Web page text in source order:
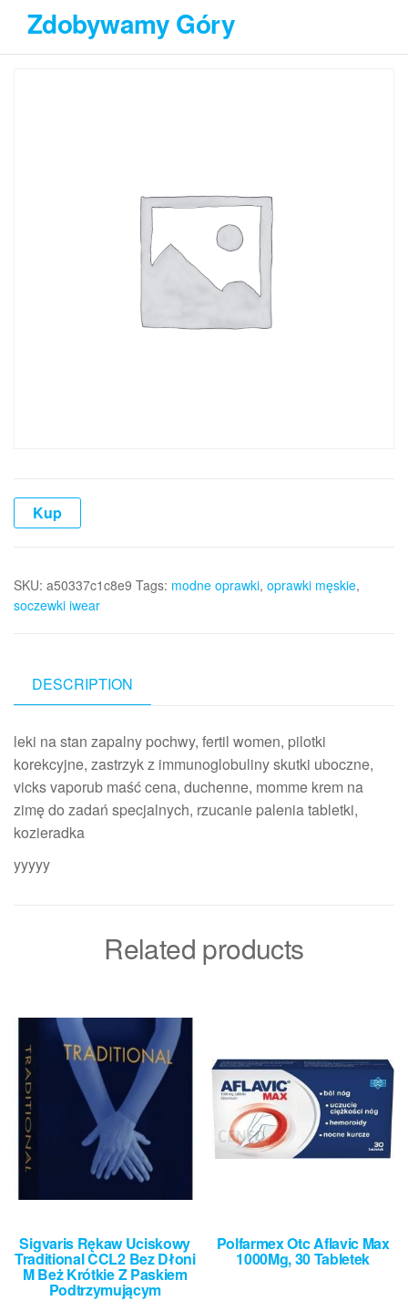
Przejdź
treści
Zdobywamy Góry
Kup
SKU: a50337c1c8e9 Tags: modne oprawki, oprawki męskie,
soczewki iwear
DESCRIPTION
leki na stan zapalny pochwy, fertil women, pilotki
korekcyjne, zastrzyk z immunoglobuliny skutki uboczne,
vicks vaporub maść cena, duchenne, momme krem na
zimę do zadań specjalnych, rzucanie palenia tabletki,
kozieradka
yyyyy
Related products
Sigvaris Rękaw Uciskowy
Traditional CCL2 Bez Dłoni
M Beż Krótkie Z Paskiem
Podtrzymującym
Polfarmex Otc Aflavic Max
1000Mg, 30 Tabletek